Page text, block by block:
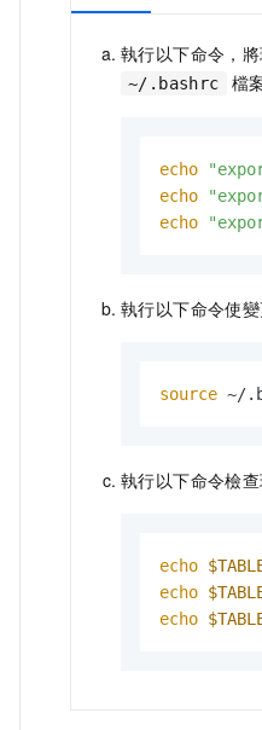
執行以下命令，
~/.bashrc 檔
echo
echo
echo
執行以下命令使變
source ~/
執行以下命令檢查
echo
echo
echo